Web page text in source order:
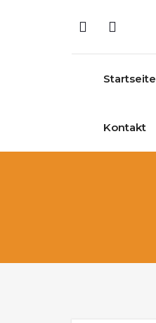
Startseite
Kontakt